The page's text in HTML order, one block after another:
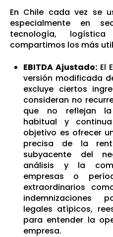
En Chile cada vez se
especialmente en
tecnología,
compartimos los más
EBITDA Ajustado: El
versión modificada
excluye ciertos
consideran no
que no reflejan
habitual y
objetivo es ofrecer
precisa de la
subyacente del
análisis y la
empresas o
extraordinarios
indemnizaciones
legales atípicos, r
para entender la
empresa.